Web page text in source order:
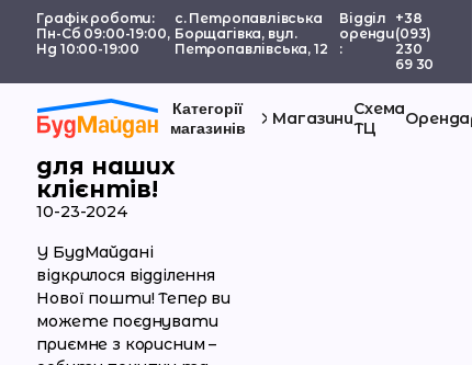
Графік роботи:
Пн-Сб 09:00-19:00,
Нд 10:00-19:00
с. Петропавлівська
Борщагівка, вул.
Петропавлівська, 12
Відділ
оренди
:
+38
(093)
230
69 30
Категорії
магазинів
МагазиниСхема
ТЦ
Розширюємо
можливості
для наших
клієнтів!
10-23-2024
У БудМайдані
відкрилося відділення
Нової пошти! Тепер ви
можете поєднувати
приємне з корисним –